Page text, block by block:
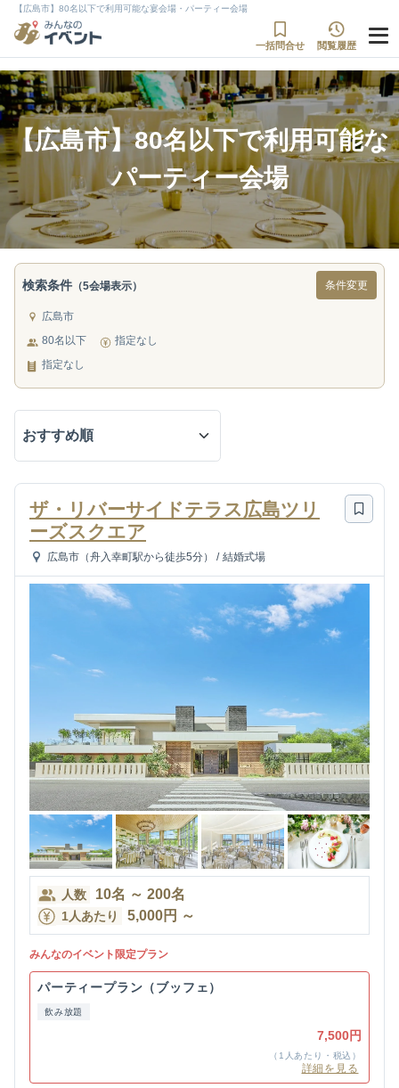
【広島市】80名以下で利用可能な宴会場・パーティー会場
一括問合せ 閲覧履歴
【広島市】80名以下で利用可能な
パーティー会場
検索条件 （5会場表示） 条件変更
広島市
80名以下
指定なし
指定なし
ザ・リバーサイドテラス広島ツリ
ーズスクエア
広島市（舟入幸町駅から徒歩5分） / 結婚式場
人数 10名 ～ 200名
1人あたり 5,000円 ～
みんなのイベント限定プラン
パーティープラン（ブッフェ）
飲み放題
7,500円
（1人あたり・税込）
詳細を見る